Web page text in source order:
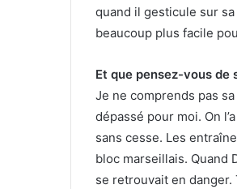
quand il gesticule sur
beaucoup plus facile
Et que pensez-vous de
Je ne comprends pas
dépassé pour moi. On
sans cesse. Les
bloc marseillais. Quand
se retrouvait en